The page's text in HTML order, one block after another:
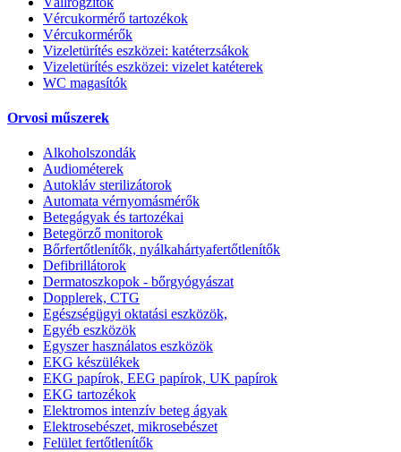
Vércukormérő tartozékok
Vércukormérők
Vizeletürítés eszközei: katéterzsákok
Vizeletürítés eszközei: vizelet katéterek
WC magasítók
Orvosi műszerek
Alkoholszondák
Audiométerek
Autokláv sterilizátorok
Automata vérnyomásmérők
Betegágyak és tartozékai
Betegörző monitorok
Bőrfertőtlenítők, nyálkahártyafertőtlenítők
Defibrillátorok
Dermatoszkopok - bőrgyógyászat
Dopplerek, CTG
Egészségügyi oktatási eszközök,
Egyéb eszközök
Egyszer használatos eszközök
EKG készülékek
EKG papírok, EEG papírok, UK papírok
EKG tartozékok
Elektromos intenzív beteg ágyak
Elektrosebészet, mikrosebészet
Felület fertőtlenítők